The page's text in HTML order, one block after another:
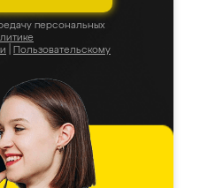
персональных
Пользовательскому